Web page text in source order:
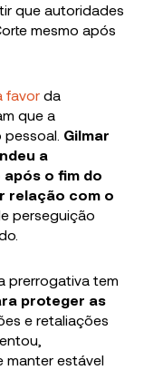
que autoridades
mesmo após
favor da
que a
Gilmar
a
o fim do
relação com o
perseguição
prerrogativa tem
proteger as
e retaliações
manter estável